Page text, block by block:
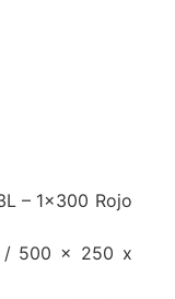
– 1×300 Rojo
/ 500 x 250 x